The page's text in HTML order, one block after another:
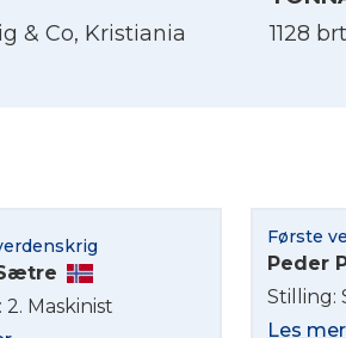
& Co, Kristiania
1128 brt
Maskinist
Første
Peder
Stilling:
Les mer
Norsk